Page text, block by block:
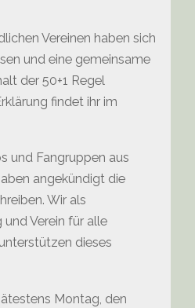
Vereinen haben sich
und eine gemeinsame
der 50+1 Regel
findet ihr im
und Fangruppen aus
angekündigt die
Wir als
und Verein für alle
dieses
Montag, den